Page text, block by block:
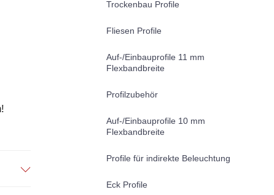
Trockenbau Profile
Fliesen Profile
Auf-/Einbauprofile 11 mm
Flexbandbreite
Profilzubehör
Auf-/Einbauprofile 10 mm
Flexbandbreite
Profile für indirekte Beleuchtung
Eck Profile